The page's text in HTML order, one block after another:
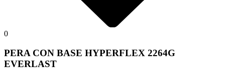
0
PERA CON BASE HYPERFLEX 2264G
EVERLAST